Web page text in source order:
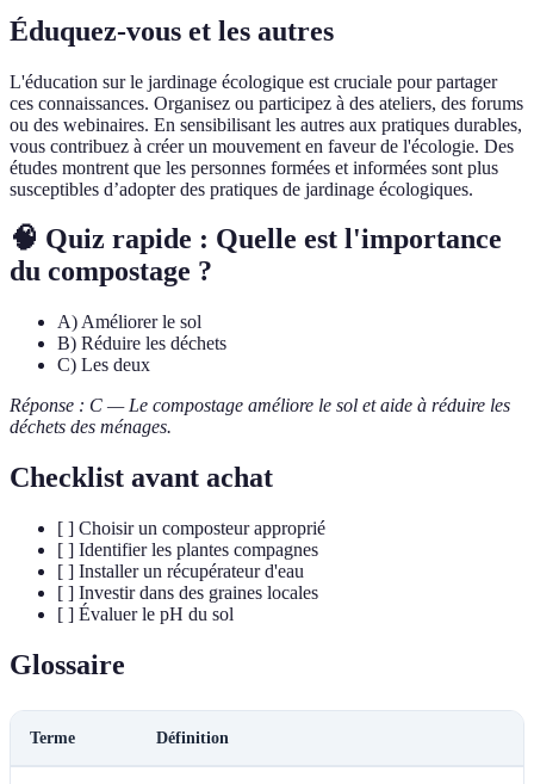
Éduquez-vous et les autres
L'éducation sur le jardinage écologique est cruciale pour partager
ces connaissances. Organisez ou participez à des ateliers, des forums
ou des webinaires. En sensibilisant les autres aux pratiques durables,
vous contribuez à créer un mouvement en faveur de l'écologie. Des
études montrent que les personnes formées et informées sont plus
susceptibles d’adopter des pratiques de jardinage écologiques.
🧠 Quiz rapide : Quelle est l'importance
du compostage ?
A) Améliorer le sol
B) Réduire les déchets
C) Les deux
Réponse : C — Le compostage améliore le sol et aide à réduire les
déchets des ménages.
Checklist avant achat
[ ] Choisir un composteur approprié
[ ] Identifier les plantes compagnes
[ ] Installer un récupérateur d'eau
[ ] Investir dans des graines locales
[ ] Évaluer le pH du sol
Glossaire
Terme Définition